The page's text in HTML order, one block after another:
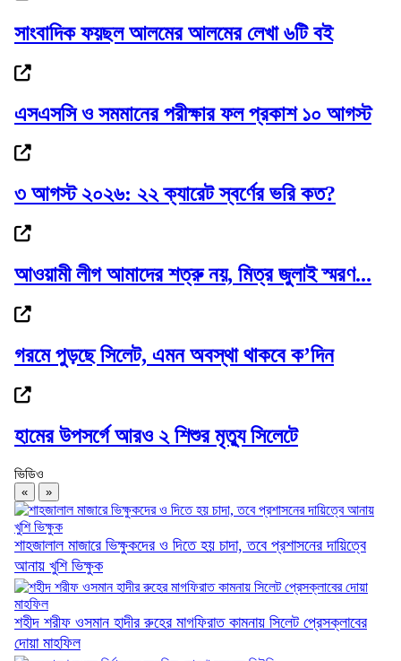
হাম উপসর্গে আরও ৫ শিশুর মৃত্যু
আইসক্রিম ফ্যাক্টরিতে অভিযান, গ্রে প্তা র আবুল...
সিলেটে এসএসসিতে ফল বিপর্যয়, ৫ বছরের মধ্যে
পাসের...
সিলেট বোর্ডে চার বছরে পরীক্ষার্থী কমেছে ২৬...
ওসমানীনগর উপজেলা প্রেসক্লাবের সঙ্গে নবগঠিত...
সাংবাদিক ফয়ছল আলমের আলমের লেখা ৬টি বই
এসএসসি ও সমমানের পরীক্ষার ফল প্রকাশ ১০ আগস্ট
৩ আগস্ট ২০২৬: ২২ ক্যারেট স্বর্ণের ভরি কত?
আওয়ামী লীগ আমাদের শত্রু নয়, মিত্র জুলাই স্মরণ...
গরমে পুড়ছে সিলেট, এমন অবস্থা থাকবে ক’দিন
হামের উপসর্গে আরও ২ শিশুর মৃত্যু সিলেটে
ভিডিও
« »
শাহজালাল মাজারে ভিক্ষুকদের ও দিতে হয় চাদা, তবে প্রশাসনের দায়িত্বে
আনায় খুশি ভিক্ষুক
শহীদ শরীফ ওসমান হাদীর রুহের মাগফিরাত কামনায় সিলেট প্রেসক্লাবের
দোয়া মাহফিল